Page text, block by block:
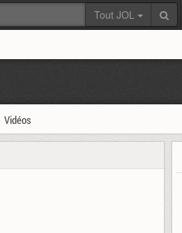
Tout JOL
Vidéos